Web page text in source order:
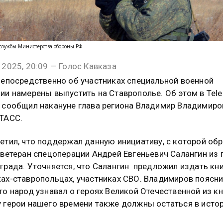
Министерства обороны РФ
20:09 — Голос Кавказа
об участниках специальной военной
намерены выпустить на Ставрополье. Об этом в
сообщил накануне глава региона Владимир
что поддержал данную инициативу, с которой
спецоперации Андрей Евгеньевич Салангин из
Уточняется, что Салангин предложил издать
ставропольцах, участниках СВО. Владимиров
народ узнавал о героях Великой Отечественной из
герои нашего времени также должны остаться в